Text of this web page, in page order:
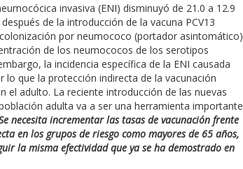
invasiva (ENI) disminuyó de 21.0 a 12.9
de la introducción de la vacuna PCV13
por neumococo (portador asintomático)
de los neumococos de los serotipos
la incidencia específica de la ENI causada
que la protección indirecta de la vacunación
adulto. La reciente introducción de las nuevas
adulta va a ser una herramienta importante
necesita incrementar las tasas de vacunación frente
en los grupos de riesgo como mayores de 65 años,
la misma efectividad que ya se ha demostrado en